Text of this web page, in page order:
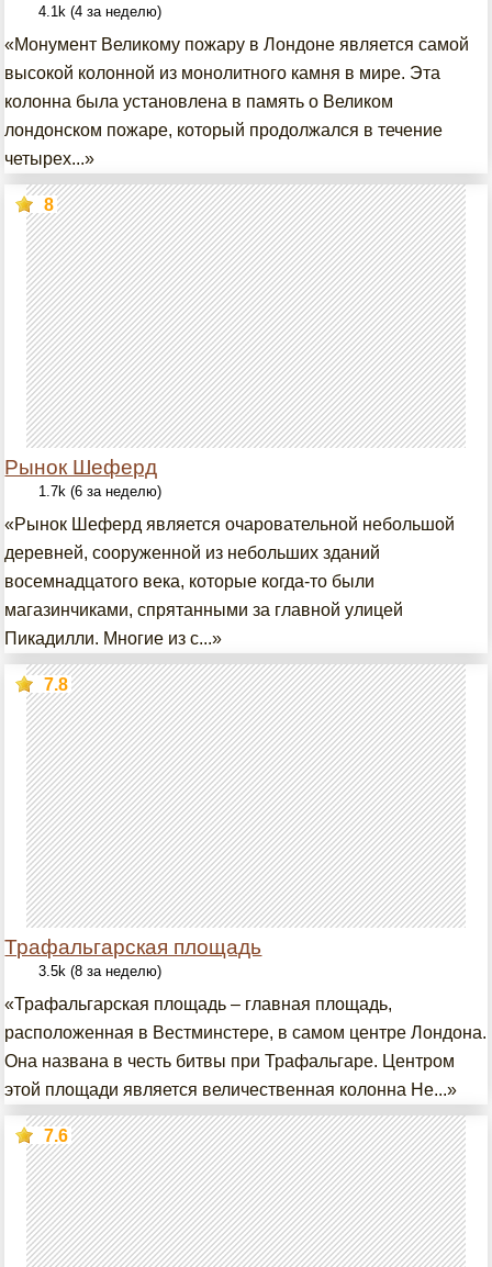
4.1k (4 за неделю)
«Монумент Великому пожару в Лондоне является самой
высокой колонной из монолитного камня в мире. Эта
колонна была установлена в память о Великом
лондонском пожаре, который продолжался в течение
четырех...»
Рынок Шеферд
8
1.7k (6 за неделю)
«Рынок Шеферд является очаровательной небольшой
деревней, сооруженной из небольших зданий
восемнадцатого века, которые когда-то были
магазинчиками, спрятанными за главной улицей
Пикадилли. Многие из с...»
Трафальгарская площадь
7.8
3.5k (8 за неделю)
«Трафальгарская площадь – главная площадь,
расположенная в Вестминстере, в самом центре Лондона.
Она названа в честь битвы при Трафальгаре. Центром
этой площади является величественная колонна Не...»
7.6